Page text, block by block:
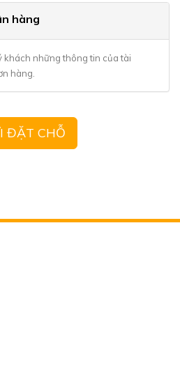
thông tin cần tìm kiếm
thông tin cần tìm kiếm
hàng
khách những thông tin của tài
hàng.